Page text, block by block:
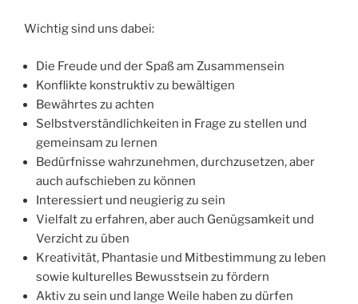
Wichtig sind uns dabei:
Die Freude und der Spaß am Zusammensein
Konflikte konstruktiv zu bewältigen
Bewährtes zu achten
Selbstverständlichkeiten in Frage zu stellen und
gemeinsam zu lernen
Bedürfnisse wahrzunehmen, durchzusetzen, aber
auch aufschieben zu können
Interessiert und neugierig zu sein
Vielfalt zu erfahren, aber auch Genügsamkeit und
Verzicht zu üben
Kreativität, Phantasie und Mitbestimmung zu leben
sowie kulturelles Bewusstsein zu fördern
Aktiv zu sein und lange Weile haben zu dürfen